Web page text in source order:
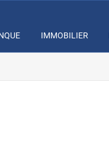
IMMOBILIER